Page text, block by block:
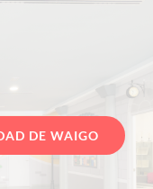
DE WAIGO